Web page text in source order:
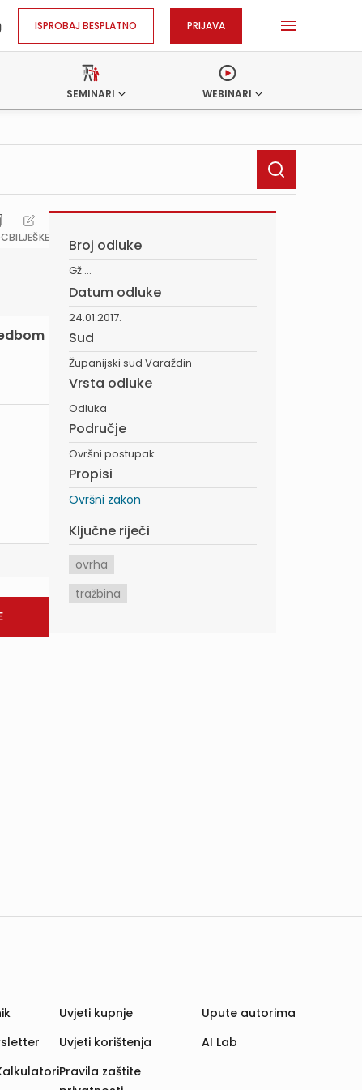
ISPROBAJ BESPLATNO PRIJAVA
SEMINARI WEBINARI
BILJEŠKE Broj odluke
Gž ...
Datum odluke
24.01.2017.
Sud
Županijski sud Varaždin
Vrsta odluke
Odluka
Područje
Ovršni postupak
Propisi
Ovršni zakon
Ključne riječi
ovrha
tražbina
Uvjeti kupnje
Uvjeti korištenja
Pravila zaštite
Upute autorima
AI Lab